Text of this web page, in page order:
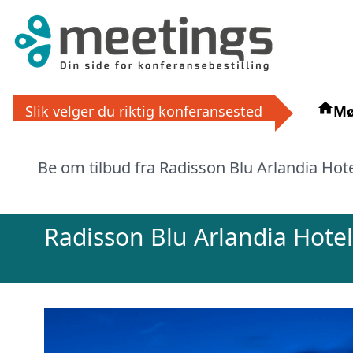
Slik velger du riktig konferansested
Be om tilbud fra Radisson Blu Arlandia
Radisson Blu Arlandia Hotel
Få
La ekspertene finne det
eller via